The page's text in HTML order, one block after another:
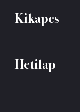
Kikapcs
Hetilap